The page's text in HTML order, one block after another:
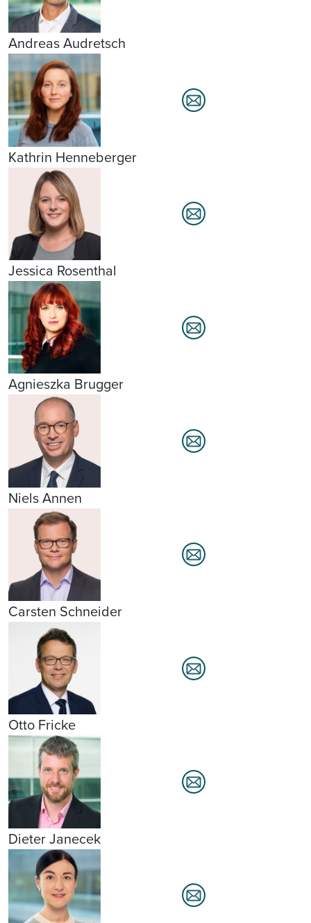
Andreas Audretsch
Kathrin Henneberger
Jessica Rosenthal
Agnieszka Brugger
Niels Annen
Carsten Schneider
Otto Fricke
Dieter Janecek